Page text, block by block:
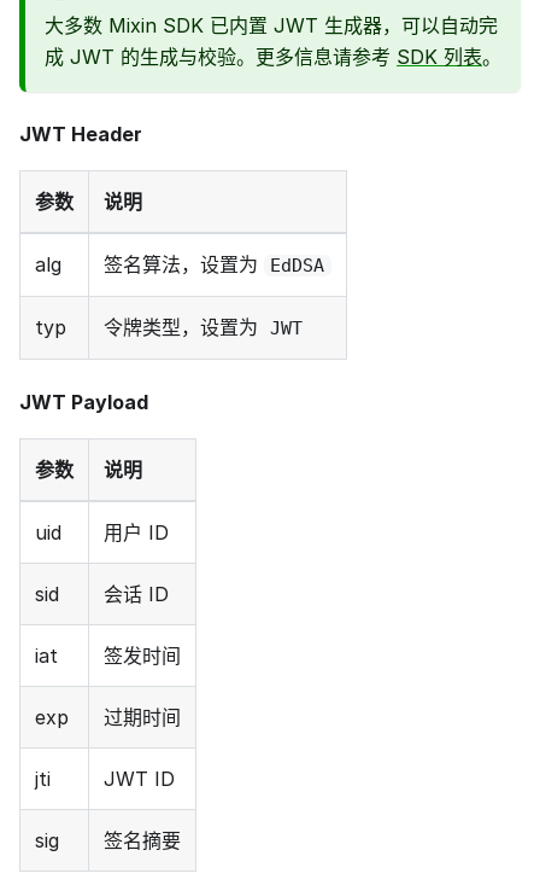
大多数 Mixin SDK 已内置 JWT 生成器，可以自动完
成 JWT 的生成与校验。更多信息请参考 SDK 列表。
JWT Header
参数 说明
alg 签名算法，设置为 EdDSA
typ 令牌类型，设置为 JWT
JWT Payload
参数 说明
uid 用户 ID
sid 会话 ID
iat 签发时间
exp 过期时间
jti JWT ID
sig 签名摘要